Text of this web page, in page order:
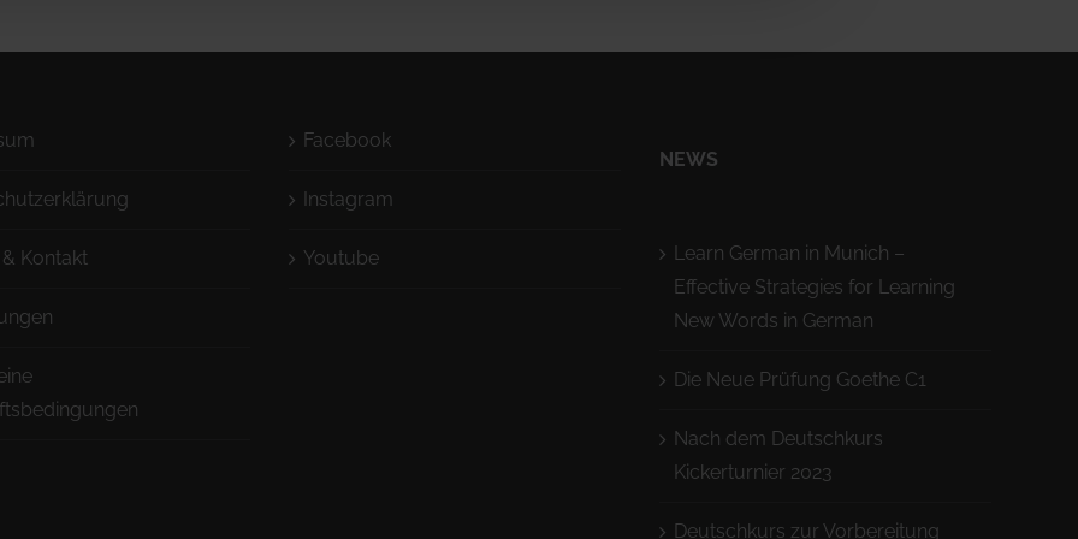
Kontakt
Facebook
Instagram
Youtube
NEWS
Learn German in Munich –
Effective Strategies for Learning
New Words in German
Die Neue Prüfung Goethe C1
Nach dem Deutschkurs
Kickerturnier 2023
Deutschkurs zur Vorbereitung